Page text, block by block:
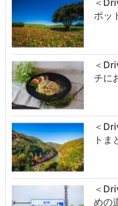
ポッ
＜
チに
＜
ト
＜
めの